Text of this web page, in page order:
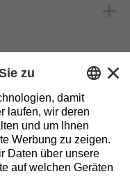
Show
Show